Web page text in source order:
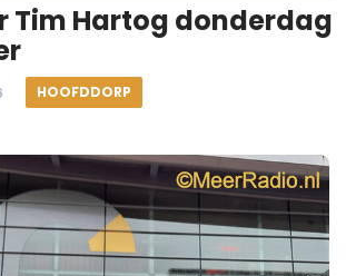
Tim Hartog donderdag
HOOFDDORP